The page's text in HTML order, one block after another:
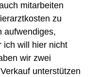
mitarbeiten
zu
aufwendiges,
ich will hier nicht
wir zwei
unterstützen